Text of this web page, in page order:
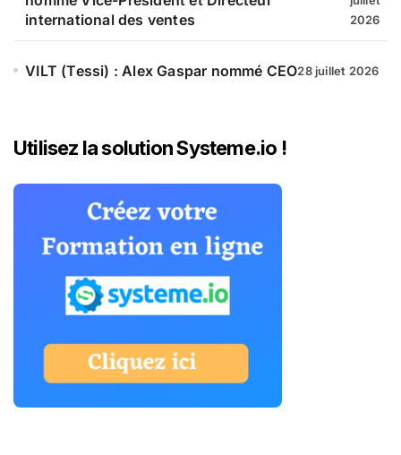
international des ventes
2026
VILT (Tessi) : Alex Gaspar nommé CEO28 juillet 2026
Utilisez la solution Systeme.io !